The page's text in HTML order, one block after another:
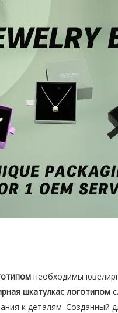
необходимы
шкатулкас логотипом
к деталям. Созданный